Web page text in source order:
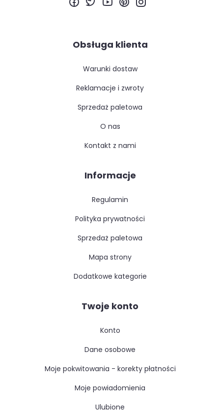
Obsługa klienta
warunki dostaw
reklamacje i zwroty
sprzedaż paletowa
o nas
kontakt z nami
Informacje
regulamin
polityka prywatności
sprzedaż paletowa
mapa strony
dodatkowe kategorie
Twoje konto
konto
dane osobowe
moje pokwitowania - korekty płatności
moje powiadomienia
ulubione